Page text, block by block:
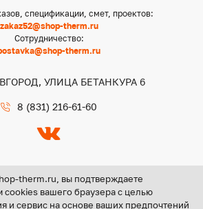
спецификации, смет, проектов:
zakaz52@shop-therm.ru
Сотрудничество:
therm.ru
УЛИЦА БЕТАНКУРА 6
8 (831) 216-61-60
@ 2026 ООО «ЦЕНТР ГРУПП НН»
therm.ru, вы подтверждаете
cookies вашего браузера с целью
и сервис на основе ваших предпочтений